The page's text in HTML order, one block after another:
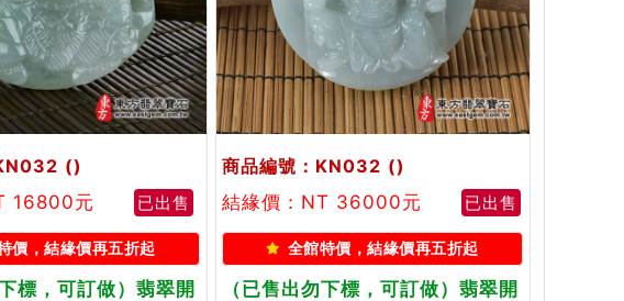
()
16800元
已出售
價，結緣價再五折起
標，可訂做）翡翠開
商品編號：KN032 ()
結緣價：NT 36000元
已出售
全館特價，結緣價再五折起
（已售出勿下標，可訂做）翡翠開